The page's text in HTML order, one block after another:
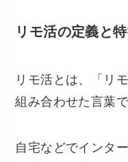
リモ活の定義と
リモ活とは、「リ
組み合わせた言葉で
自宅などでインタ